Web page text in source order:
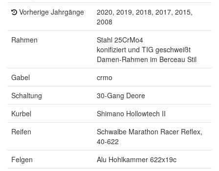
Vorherige Jahrgänge
2020, 2019, 2018, 2017, 2015,
2008
Rahmen
Stahl 25CrMo4
konifiziert und TIG geschweißt
Damen-Rahmen im Berceau Stil
Gabel
crmo
Schaltung
30-Gang Deore
Kurbel
Shimano Hollowtech II
Reifen
Schwalbe Marathon Racer Reflex,
40-622
Felgen
Alu Hohlkammer 622x19c